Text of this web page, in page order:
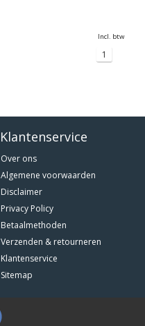
Incl. btw
1
Klantenservice
Over ons
Algemene voorwaarden
Disclaimer
Privacy Policy
Betaalmethoden
Verzenden & retourneren
Klantenservice
Sitemap